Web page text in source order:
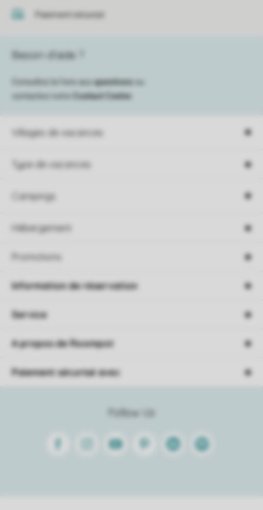
Paiement sécurisé
Villages de vacances
Type de vacances
Campings
Hébergement
Promotions
Besoin d’aide ?
Consultez la foire aux questions
contactez notre
Contact Center
Follow Us
FacebookInstagramYoutube PinterestLinkedinSpotify
Information de réservation
Service
A propos de Roompot
Paiement sécurisé avec